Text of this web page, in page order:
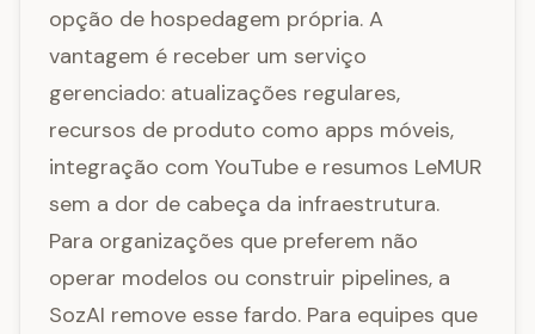
opção de hospedagem própria. A
vantagem é receber um serviço
gerenciado: atualizações regulares,
recursos de produto como apps móveis,
integração com YouTube e resumos LeMUR
sem a dor de cabeça da infraestrutura.
Para organizações que preferem não
operar modelos ou construir pipelines, a
SozAI remove esse fardo. Para equipes que